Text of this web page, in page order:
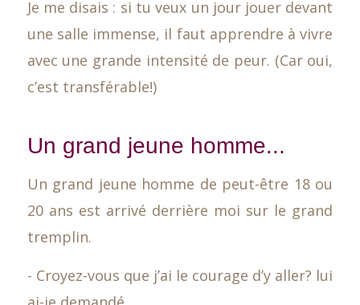
Je me disais : si tu veux un jour jouer devant
une salle immense, il faut apprendre à vivre
avec une grande intensité de peur. (Car oui,
c’est transférable!)
Un grand jeune homme...
Un grand jeune homme de peut-être 18 ou
20 ans est arrivé derrière moi sur le grand
tremplin.
- Croyez-vous que j’ai le courage d’y aller? lui